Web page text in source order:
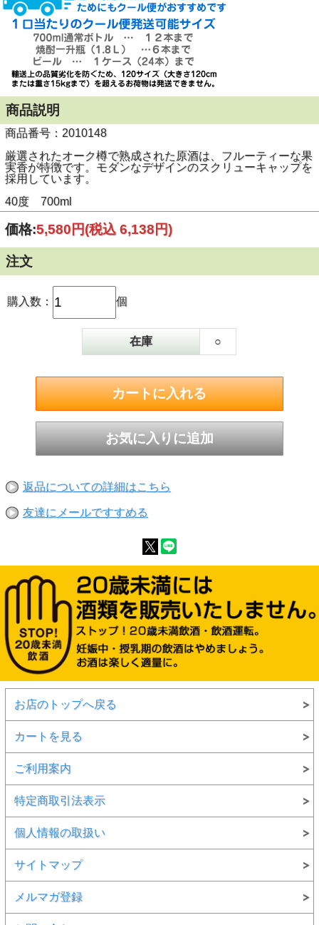
商品説明
商品番号：2010148
厳選されたオーク樽で熟成された原酒は、フルーティーな果
実香が特徴です。モダンなデザインのスクリューキャップを
採用しています。
40度 700ml
価格:5,580円(税込 6,138円)
注文
購入数： 個
在庫 ○
返品についての詳細はこちら
友達にメールですすめる
お店のトップへ戻る
カートを見る
ご利用案内
特定商取引法表示
個人情報の取扱い
サイトマップ
メルマガ登録